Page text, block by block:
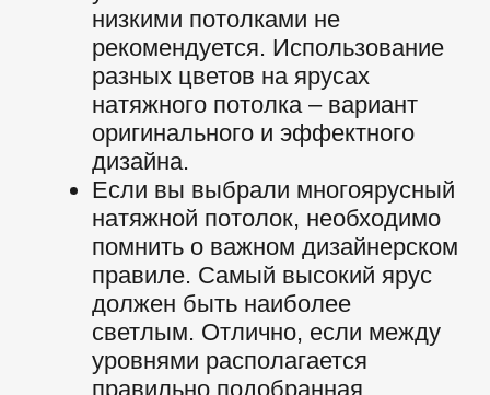
СИНИЕ НАТЯЖНЫЕ ПОТОЛКИ
КОРИЧНЕВЫЕ
ПОТОЛКИ